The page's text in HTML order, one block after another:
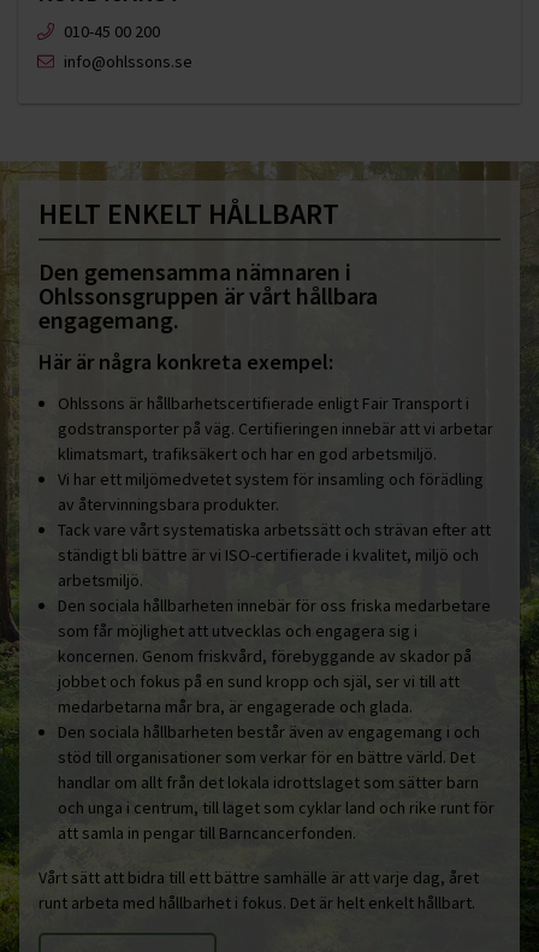
010-45 00 200​
info@ohlssons.se
HELT ENKELT HÅLLBART
Den gemensamma nämnaren i
Ohlssonsgruppen är vårt hållbara
engagemang.
Här är några konkreta exempel:
Ohlssons är hållbarhetscertifierade enligt Fair Transport i
godstransporter på väg. Certifieringen innebär att vi arbetar
klimatsmart, trafiksäkert och har en god arbetsmiljö.
Vi har ett miljömedvetet system för insamling och förädling
av återvinningsbara produkter.
Tack vare vårt systematiska arbetssätt och strävan efter att
ständigt bli bättre är vi ISO-certifierade i kvalitet, miljö och
arbetsmiljö.
Den sociala hållbarheten innebär för oss friska medarbetare
som får möjlighet att utvecklas och engagera sig i
koncernen. Genom friskvård, förebyggande av skador på
jobbet och fokus på en sund kropp och själ, ser vi till att
medarbetarna mår bra, är engagerade och glada.
Den sociala hållbarheten består även av engagemang i och
stöd till organisationer som verkar för en bättre värld. Det
handlar om allt från det lokala idrottslaget som sätter barn
och unga i centrum, till laget som cyklar land och rike runt för
att samla in pengar till Barncancerfonden.
Vårt sätt att bidra till ett bättre samhälle är att varje dag, året
runt arbeta med hållbarhet i fokus. Det är helt enkelt hållbart.